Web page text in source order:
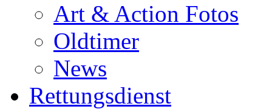
Art & Action Fotos
Oldtimer
News
Rettungsdienst